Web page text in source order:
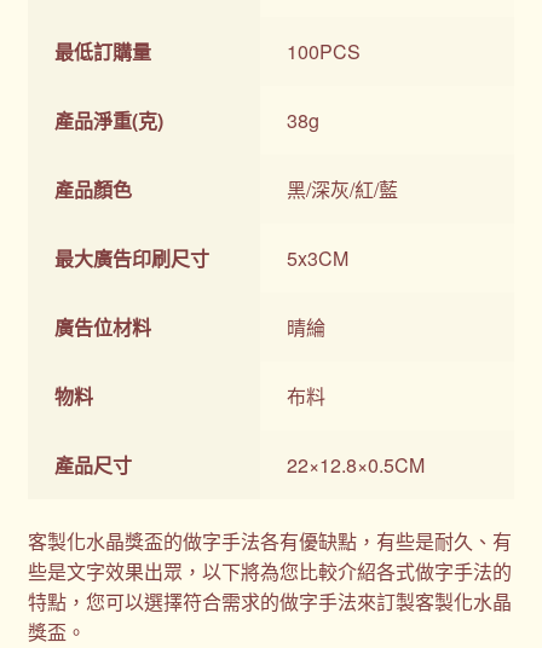
最低訂購量 100PCS
產品淨重(克) 38g
產品顏色 黑/深灰/紅/藍
最大廣告印刷尺寸 5x3CM
廣告位材料 晴綸
物料 布料
產品尺寸 22×12.8×0.5CM
客製化水晶獎盃的做字手法各有優缺點，有些是耐久、有
些是文字效果出眾，以下將為您比較介紹各式做字手法的
特點，您可以選擇符合需求的做字手法來訂製客製化水晶
獎盃。